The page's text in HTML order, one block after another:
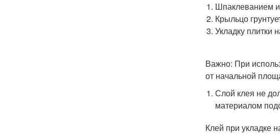
Шпаклеванием и
Крыльцо
Укладку плитки
Важно: При
от начальной
Слой клея не
материалом
Клей при укладке